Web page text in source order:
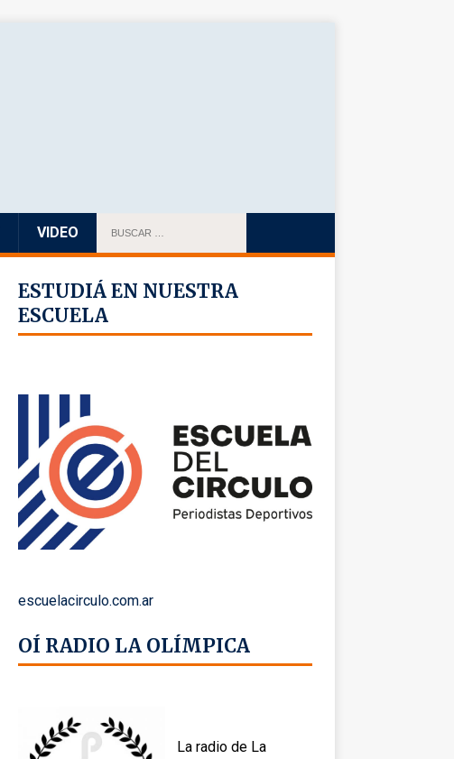
VIDEO
ESTUDIÁ EN NUESTRA
ESCUELA
escuelacirculo.com.ar
OÍ RADIO LA OLÍMPICA
La radio de La